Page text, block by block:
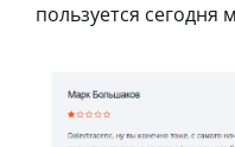
пользуется сегодня